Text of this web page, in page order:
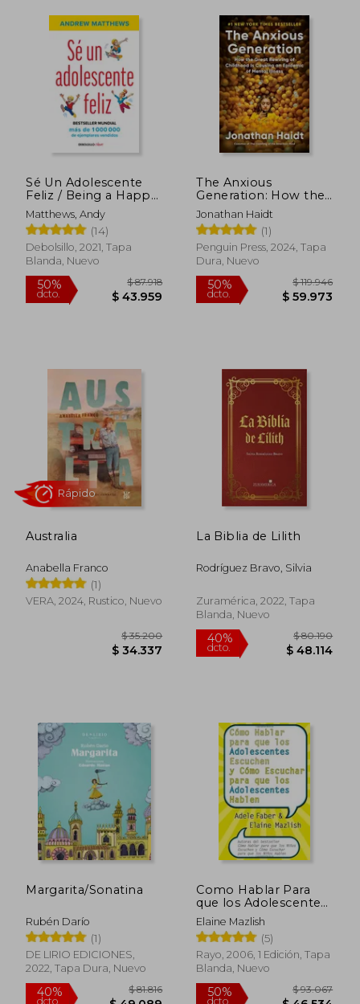
10%
dcto. $ 29.250
50%
dcto.
Sé Un Adolescente
Feliz / Being a Happy
Teen
Matthews, Andy
(14)
Debolsillo, 2021, Tapa
Blanda, Nuevo
50%
dcto.
$ 87.918
$ 43.959
The Anxious
Generation: How the
Great Rewiring of
Childhood is Causing
an Epidemic of
Mental Illness (en
Inglés)
Jonathan Haidt
(1)
Penguin Press, 2024, Tapa
Dura, Nuevo
50%
dcto.
Australia
Anabella Franco
(1)
VERA, 2024, Rustico, Nuevo
$ 35.200
La Biblia de Lilith
Rodríguez Bravo, Silvia
Zuramérica, 2022, Tapa
Blanda, Nuevo
40%
Margarita/Sonatina
Rubén Darío
(1)
DE LIRIO EDICIONES,
2022, Tapa Dura, Nuevo
Como Hablar Para
que los Adolescentes
Escuchen y Como
Escuchar Para que los
Adolescentes Hablen
Elaine Mazlish
(5)
Rayo, 2006, 1 Edición, Tapa
Blanda, Nuevo